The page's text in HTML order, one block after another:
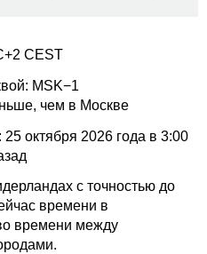
CEST
MSK−1
чем в Москве
октября 2026 года в 3:00
с точностью до
времени в
времени между